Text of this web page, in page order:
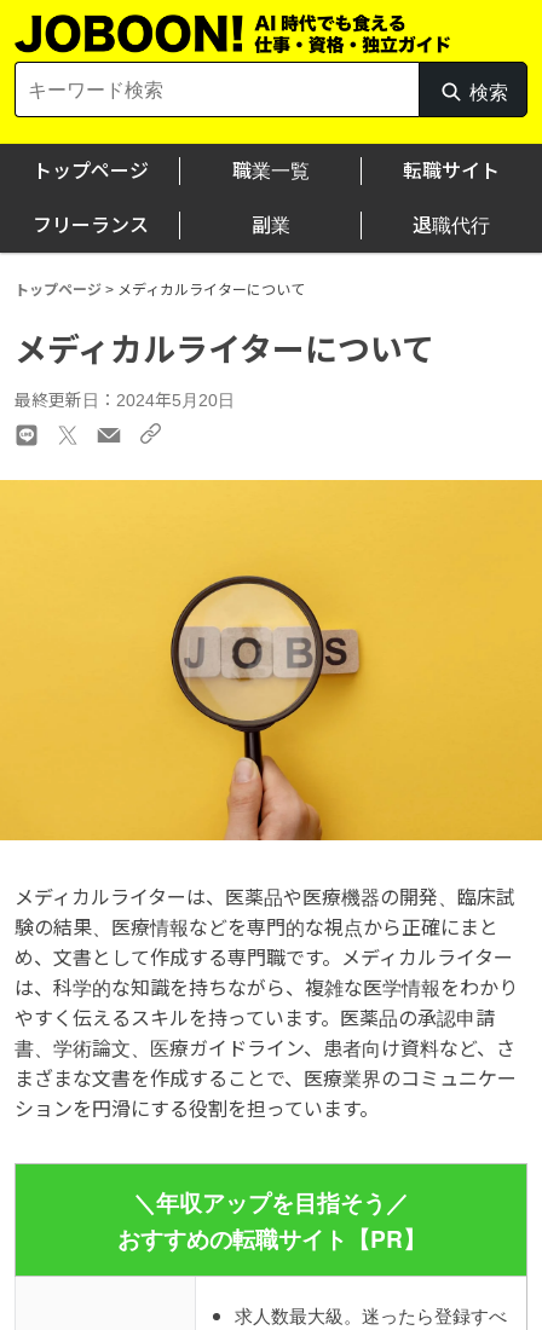
Skip
to
for:
検索
検
索
トップページ 職業一覧 転職サイト
フリーランス 副業 退職代行
トップページ > メディカルライターについて
メディカルライターについて
最終更新日：2024年5月20日
メディカルライターは、医薬品や医療機器の開発、臨床試
験の結果、医療情報などを専門的な視点から正確にまと
め、文書として作成する専門職です。メディカルライター
は、科学的な知識を持ちながら、複雑な医学情報をわかり
やすく伝えるスキルを持っています。医薬品の承認申請
書、学術論文、医療ガイドライン、患者向け資料など、さ
まざまな文書を作成することで、医療業界のコミュニケー
ションを円滑にする役割を担っています。
＼年収アップを目指そう／
おすすめの転職サイト【PR】
求人数最大級。迷ったら登録すべ